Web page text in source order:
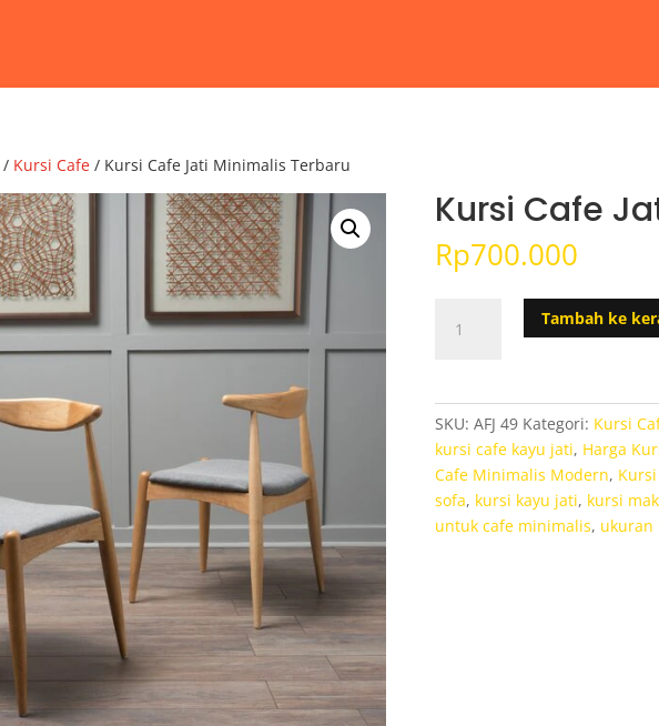
/ Kursi Cafe / Kursi Cafe Jati Minimalis Terbaru
Kursi Cafe
Rp700.000
Kursi
Terbaru
Tambah ke
SKU: AFJ 49 Kategori: Kursi
kursi cafe kayu jati, Harga
Cafe Minimalis Modern,
sofa, kursi kayu jati, kursi
untuk cafe minimalis, ukuran